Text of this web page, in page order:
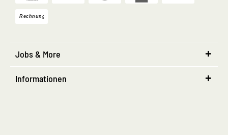
Jobs & More
Informationen